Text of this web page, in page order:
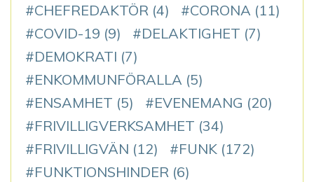
CHEFREDAKTÖR (4) CORONA (11)
COVID-19 (9) DELAKTIGHET (7)
DEMOKRATI (7)
ENKOMMUNFÖRALLA (5)
ENSAMHET (5) EVENEMANG (20)
FRIVILLIGVERKSAMHET (34)
FRIVILLIGVÄN (12) FUNK (172)
FUNKTIONSHINDER (6)